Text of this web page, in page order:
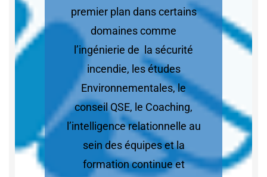
premier plan dans certains
domaines comme
l’ingénierie de la sécurité
incendie, les études
Environnementales, le
conseil QSE, le Coaching,
l’intelligence relationnelle au
sein des équipes et la
formation continue et